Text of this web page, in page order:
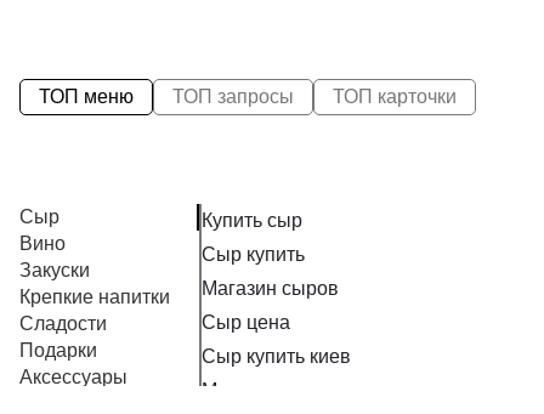
ТОП меню ТОП запросы ТОП карточки
Сыр
Вино
Закуски
Крепкие напитки
Сладости
Подарки
Аксессуары
Купить сыр
Сыр купить
Магазин сыров
Сыр цена
Сыр купить киев
Магазин сыр